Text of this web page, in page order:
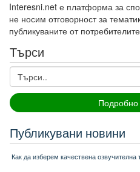
Interesni.net е платформа за
не носим отговорност за
публикуваните от
Търси
Подробно
Публикувани новини
Как да изберем качествена